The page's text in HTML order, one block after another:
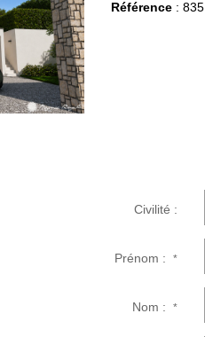
Référence: 835
Civilité :
Prénom :*
Nom :*